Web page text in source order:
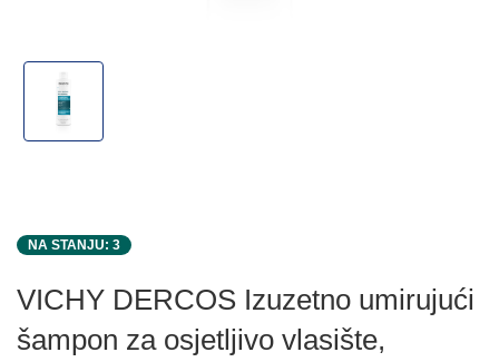
NA STANJU: 3
VICHY DERCOS Izuzetno umirujući
šampon za osjetljivo vlasište,